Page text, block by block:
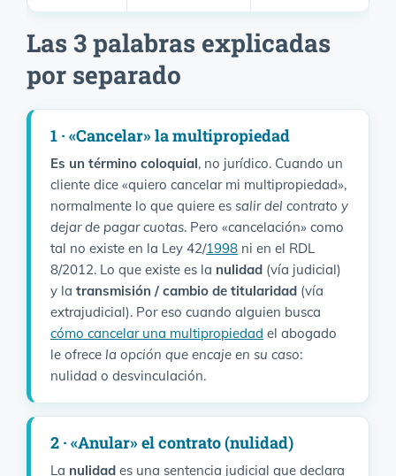
Las 3 palabras explicadas
por separado
1 · «Cancelar» la multipropiedad
Es un término coloquial, no jurídico. Cuando un
cliente dice «quiero cancelar mi multipropiedad»,
normalmente lo que quiere es salir del contrato y
dejar de pagar cuotas. Pero «cancelación» como
tal no existe en la Ley 42/1998 ni en el RDL
8/2012. Lo que existe es la nulidad (vía judicial)
y la transmisión / cambio de titularidad (vía
extrajudicial). Por eso cuando alguien busca
cómo cancelar una multipropiedad el abogado
le ofrece la opción que encaje en su caso:
nulidad o desvinculación.
2 · «Anular» el contrato (nulidad)
La nulidad es una sentencia judicial que declara